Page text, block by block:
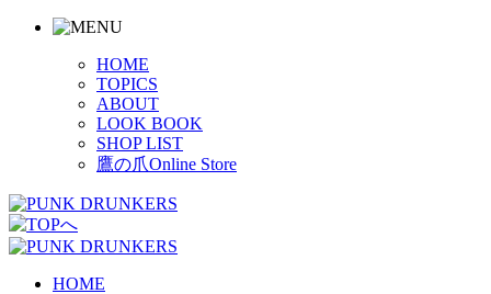
HOME
TOPICS
ABOUT
LOOK BOOK
SHOP LIST
鷹の爪Online Store
HOME